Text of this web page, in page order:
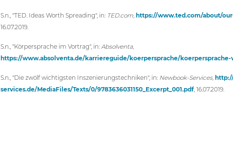
S.n., "TED. Ideas Worth Spreading", in: TED.com, https://www.ted.com/about/
16.07.2019.
S.n., "Körpersprache im Vortrag", in: Absolventa,
https://www.absolventa.de/karriereguide/koerpersprache/koerpersprache-
S.n., "Die zwölf wichtigsten Inszenierungstechniken", in: Newbook-Services,
services.de/MediaFiles/Texts/0/9783636031150_Excerpt_001.pdf, 16.07.2019.